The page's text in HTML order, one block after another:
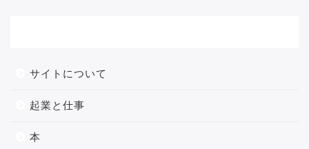
サイトについて
起業と仕事
本